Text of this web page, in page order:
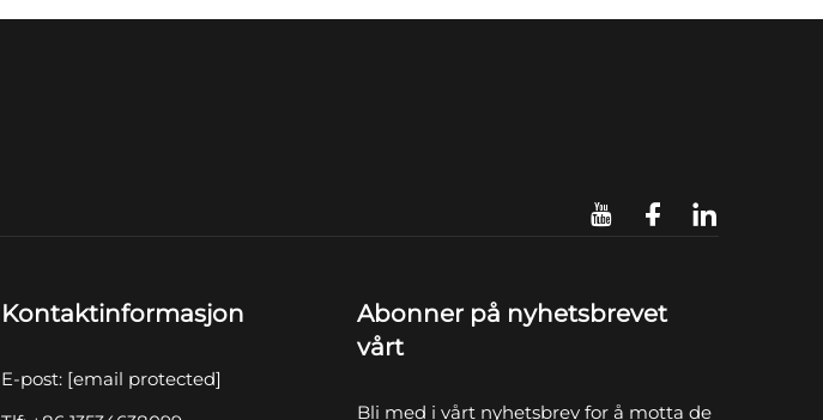
Kontaktinformasjon
E-post: [email protected]
Abonner på nyhetsbrevet
vårt
Bli med i vårt nyhetsbrev for å motta de